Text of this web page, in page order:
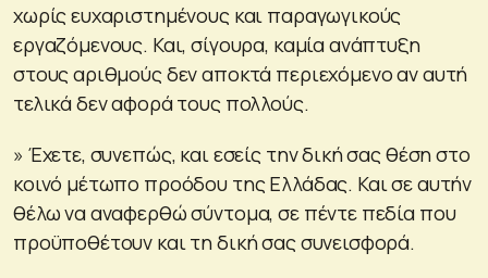
χωρίς ευχαριστημένους και παραγωγικούς
εργαζόμενους. Και, σίγουρα, καμία ανάπτυξη
στους αριθμούς δεν αποκτά περιεχόμενο αν αυτή
τελικά δεν αφορά τους πολλούς.
» Έχετε, συνεπώς, και εσείς την δική σας θέση στο
κοινό μέτωπο προόδου της Ελλάδας. Και σε αυτήν
θέλω να αναφερθώ σύντομα, σε πέντε πεδία που
προϋποθέτουν και τη δική σας συνεισφορά.